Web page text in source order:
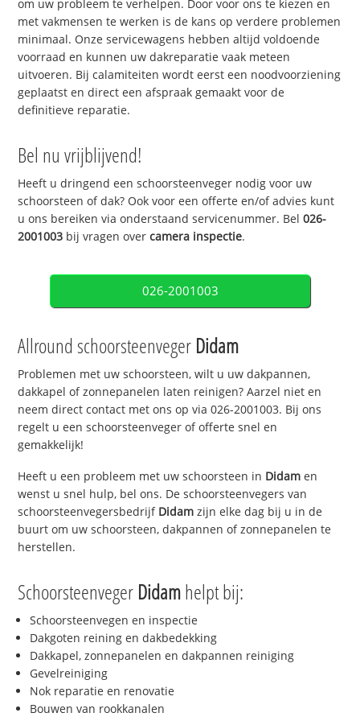
om uw probleem te verhelpen. Door voor ons te kiezen en
met vakmensen te werken is de kans op verdere problemen
minimaal. Onze servicewagens hebben altijd voldoende
voorraad en kunnen uw dakreparatie vaak meteen
uitvoeren. Bij calamiteiten wordt eerst een noodvoorziening
geplaatst en direct een afspraak gemaakt voor de
definitieve reparatie.
Bel nu vrijblijvend!
Heeft u dringend een schoorsteenveger nodig voor uw
schoorsteen of dak? Ook voor een offerte en/of advies kunt
u ons bereiken via onderstaand servicenummer. Bel026-
2001003 bij vragen overcamera inspectie.
026-2001003
Allround schoorsteenveger Didam
Problemen met uw schoorsteen, wilt u uw dakpannen,
dakkapel of zonnepanelen laten reinigen? Aarzel niet en
neem direct contact met ons op via 026-2001003. Bij ons
regelt u een schoorsteenveger of offerte snel en
gemakkelijk!
Heeft u een probleem met uw schoorsteen in Didam en
wenst u snel hulp, bel ons. De schoorsteenvegers van
schoorsteenvegersbedrijf Didam zijn elke dag bij u in de
buurt om uw schoorsteen, dakpannen of zonnepanelen te
herstellen.
Schoorsteenveger Didamhelpt bij:
Schoorsteenvegen en inspectie
Dakgoten reining en dakbedekking
Dakkapel, zonnepanelen en dakpannen reiniging
Gevelreiniging
Nok reparatie en renovatie
Bouwen van rookkanalen